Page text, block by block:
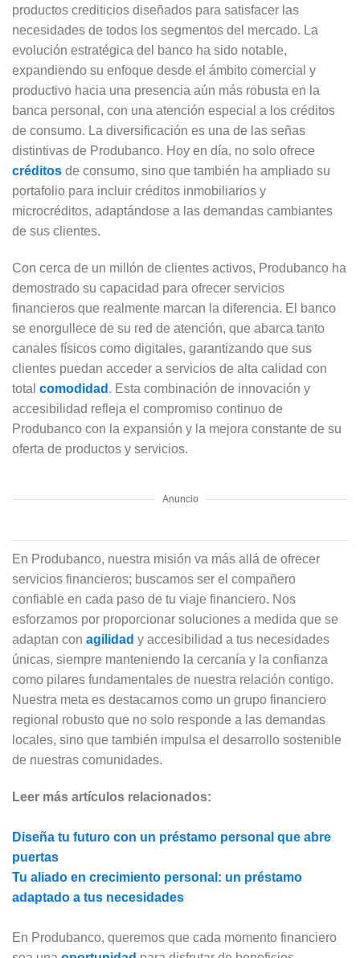
productos crediticios diseñados para satisfacer las
necesidades de todos los segmentos del mercado. La
evolución estratégica del banco ha sido notable,
expandiendo su enfoque desde el ámbito comercial y
productivo hacia una presencia aún más robusta en la
banca personal, con una atención especial a los créditos
de consumo. La diversificación es una de las señas
distintivas de Produbanco. Hoy en día, no solo ofrece
créditos de consumo, sino que también ha ampliado su
portafolio para incluir créditos inmobiliarios y
microcréditos, adaptándose a las demandas cambiantes
de sus clientes.
Con cerca de un millón de clientes activos, Produbanco ha
demostrado su capacidad para ofrecer servicios
financieros que realmente marcan la diferencia. El banco
se enorgullece de su red de atención, que abarca tanto
canales físicos como digitales, garantizando que sus
clientes puedan acceder a servicios de alta calidad con
total comodidad . Esta combinación de innovación y
accesibilidad refleja el compromiso continuo de
Produbanco con la expansión y la mejora constante de su
oferta de productos y servicios.
Anuncio
En Produbanco, nuestra misión va más allá de ofrecer
servicios financieros; buscamos ser el compañero
confiable en cada paso de tu viaje financiero. Nos
esforzamos por proporcionar soluciones a medida que se
adaptan con agilidad y accesibilidad a tus necesidades
únicas, siempre manteniendo la cercanía y la confianza
como pilares fundamentales de nuestra relación contigo.
Nuestra meta es destacarnos como un grupo financiero
regional robusto que no solo responde a las demandas
locales, sino que también impulsa el desarrollo sostenible
de nuestras comunidades.
Leer más artículos relacionados:
Diseña tu futuro con un préstamo personal que abre
puertas
Tu aliado en crecimiento personal: un préstamo
adaptado a tus necesidades
En Produbanco, queremos que cada momento financiero